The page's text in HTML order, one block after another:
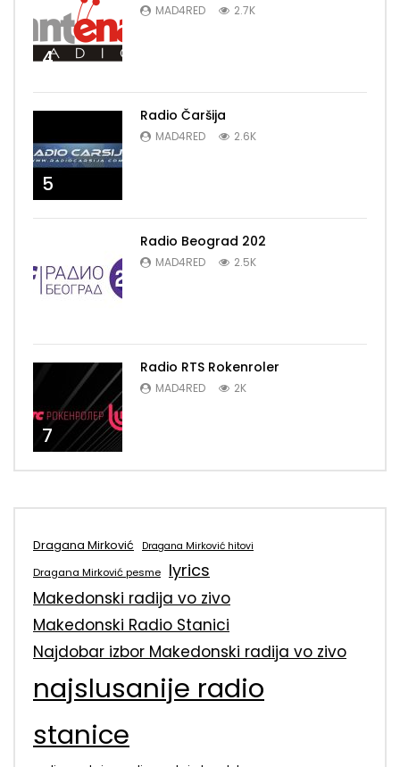
4
MAD4RED 2.7K
5
Radio Čaršija
MAD4RED 2.6K
Radio Beograd 202
MAD4RED 2.5K
7
Radio RTS Rokenroler
MAD4RED 2K
Dragana Mirković Dragana Mirković hitovi
Dragana Mirković pesme lyrics
Makedonski radija vo zivo
Makedonski Radio Stanici
Najdobar izbor Makedonski radija vo zivo
najslusanije radio
stanice